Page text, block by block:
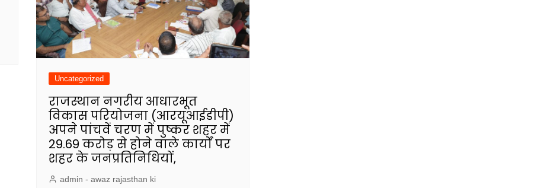
Uncategorized
राजस्थान नगरीय आधारभूत
विकास परियोजना (आरयूआईडीपी)
अपने पांचवें चरण में पुष्कर शहर में
29.69 करोड़ से होने वाले कार्यों पर
शहर के जनप्रतिनिधियों,
admin - awaz rajasthan ki